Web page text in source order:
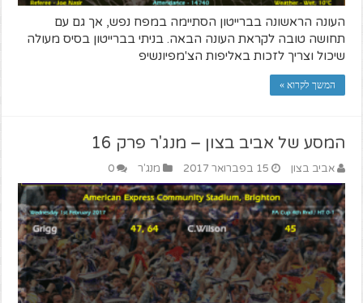
העונה הראשונה בברייטון הסתיימה במפח נפש, אך גם עם
תחושה טובה לקראת העונה הבאה. בניתי בברייטון בסיס מעולה
שיכול וצריך לזכות באליפות הצ'מפיונשיפ
המשך לקרוא »
המסע של אביב בצון – מנג'ר פרק 16
אביב בצון 15 בפברואר 2017 מנג'ר 0